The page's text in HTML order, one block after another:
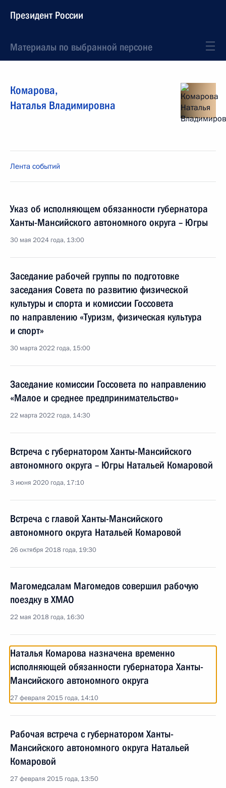
Президент России
Материалы по выбранной персоне
Комарова,
Наталья Владимировна
Лента событий
Указ об исполняющем обязанности губернатора
Ханты-Мансийского автономного округа – Югры
30 мая 2024 года, 13:00
Заседание рабочей группы по подготовке
заседания Совета по развитию физической
культуры и спорта и комиссии Госсовета
по направлению «Туризм, физическая культура
и спорт»
30 марта 2022 года, 15:00
Заседание комиссии Госсовета по направлению
«Малое и среднее предпринимательство»
22 марта 2022 года, 14:30
Встреча с губернатором Ханты-Мансийского
автономного округа – Югры Натальей Комаровой
3 июня 2020 года, 17:10
Встреча с главой Ханты-Мансийского
автономного округа Натальей Комаровой
26 октября 2018 года, 19:30
Магомедсалам Магомедов совершил рабочую
поездку в ХМАО
22 мая 2018 года, 16:30
Наталья Комарова назначена временно
исполняющей обязанности губернатора Ханты-
Мансийского автономного округа
27 февраля 2015 года, 14:10
Рабочая встреча с губернатором Ханты-
Мансийского автономного округа Натальей
Комаровой
27 февраля 2015 года, 13:50